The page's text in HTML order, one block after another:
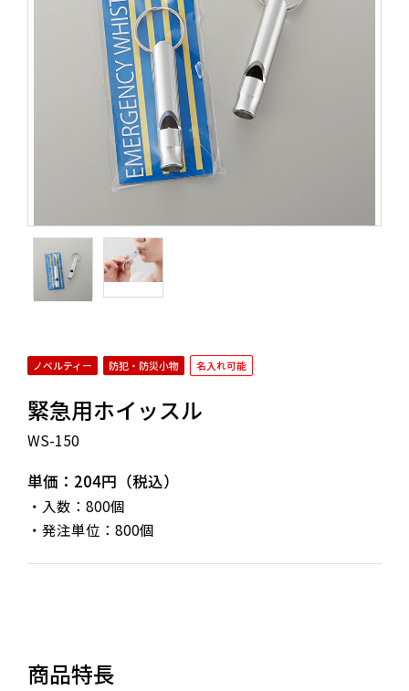
ノベルティー 防犯・防災小物 名入れ可能
緊急用ホイッスル
WS-150
単価：204円（税込）
・入数：800個
・発注単位：800個
商品特長